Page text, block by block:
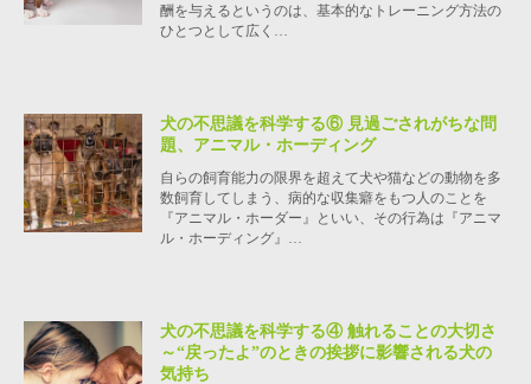
酬を与えるというのは、基本的なトレーニング方法の
ひとつとして広く…
犬の不思議を科学する⑥ 見過ごされがちな問
題、アニマル・ホーディング
自らの飼育能力の限界を超えて犬や猫などの動物を多
数飼育してしまう、病的な収集癖をもつ人のことを
『アニマル・ホーダー』といい、その行為は『アニマ
ル・ホーディング』…
犬の不思議を科学する④ 触れることの大切さ
～“戻ったよ”のときの挨拶に影響される犬の
気持ち